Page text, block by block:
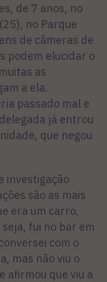
de 7 anos, no
no Parque
de câmeras de
podem elucidar o
as
a ela.
passado mal e
já entrou
que negou
investigação
são as mais
era um carro,
fui no bar em
com o
mas não viu o
afirmou que viu a